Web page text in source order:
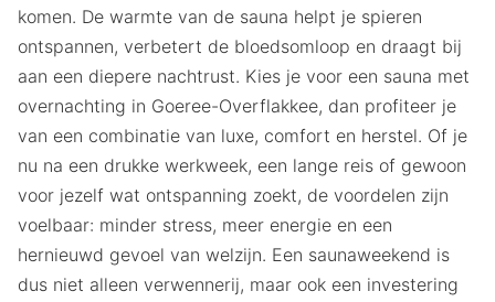
komen. De warmte van de sauna helpt je spieren
ontspannen, verbetert de bloedsomloop en draagt bij
aan een diepere nachtrust. Kies je voor een sauna met
overnachting in Goeree-Overflakkee, dan profiteer je
van een combinatie van luxe, comfort en herstel. Of je
nu na een drukke werkweek, een lange reis of gewoon
voor jezelf wat ontspanning zoekt, de voordelen zijn
voelbaar: minder stress, meer energie en een
hernieuwd gevoel van welzijn. Een saunaweekend is
dus niet alleen verwennerij, maar ook een investering